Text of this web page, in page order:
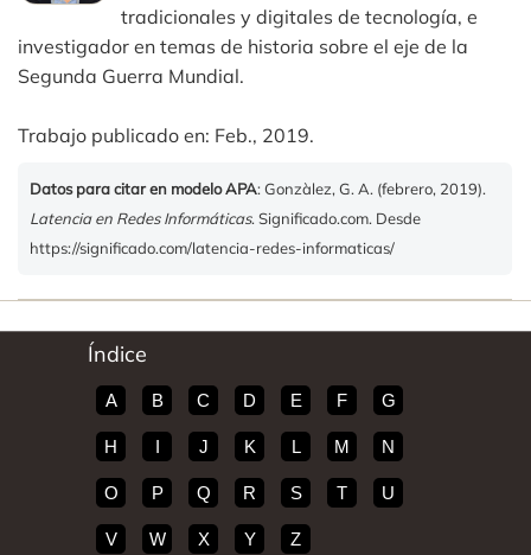
tradicionales y digitales de tecnología, e
investigador en temas de historia sobre el eje de la
Segunda Guerra Mundial.
Trabajo publicado en: Feb., 2019.
Datos para citar en modelo APA: Gonzàlez, G. A. (febrero, 2019).
Latencia en Redes Informáticas. Significado.com. Desde
https://significado.com/latencia-redes-informaticas/
Índice
A B C D E F G
H I J K L M N
O P Q R S T U
V W X Y Z